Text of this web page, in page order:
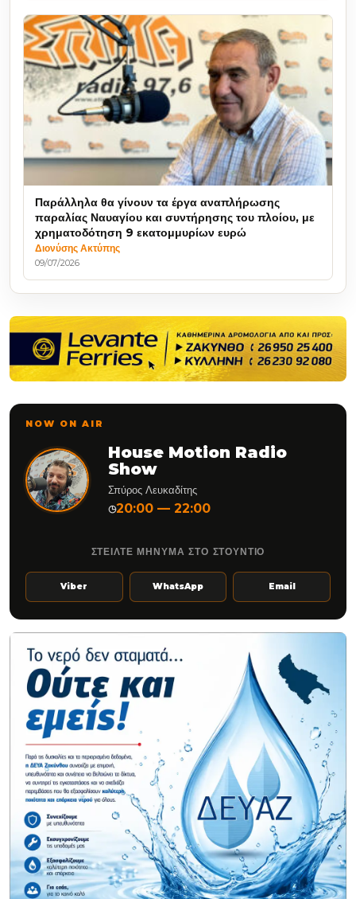
Παράλληλα θα γίνουν τα έργα αναπλήρωσης
παραλίας Ναυαγίου και συντήρησης του πλοίου, με
χρηματοδότηση 9 εκατομμυρίων ευρώ
Διονύσης Ακτύπης
09/07/2026
NOW ON AIR
House Motion Radio
Show
Σπύρος Λευκαδίτης
◷20:00 — 22:00
ΣΤΕΙΛΤΕ ΜΗΝΥΜΑ ΣΤΟ ΣΤΟΥΝΤΙΟ
Viber WhatsApp Email